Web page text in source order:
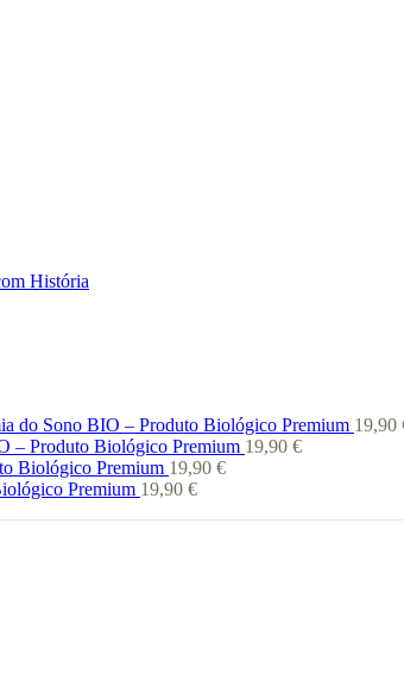
História
do Sono BIO – Produto Biológico Premium 19,90
– Produto Biológico Premium 19,90 €
Biológico Premium 19,90 €
Premium 19,90 €